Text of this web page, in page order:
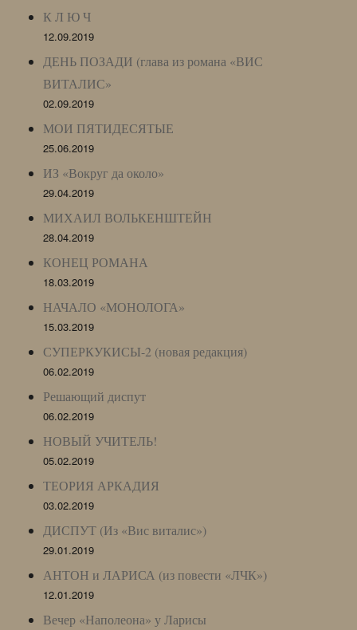
К Л Ю Ч
12.09.2019
ДЕНЬ ПОЗАДИ (глава из романа «ВИС
ВИТАЛИС»
02.09.2019
МОИ ПЯТИДЕСЯТЫЕ
25.06.2019
ИЗ «Вокруг да около»
29.04.2019
МИХАИЛ ВОЛЬКЕНШТЕЙН
28.04.2019
КОНЕЦ РОМАНА
18.03.2019
НАЧАЛО «МОНОЛОГА»
15.03.2019
СУПЕРКУКИСЫ-2 (новая редакция)
06.02.2019
Решающий диспут
06.02.2019
НОВЫЙ УЧИТЕЛЬ!
05.02.2019
ТЕОРИЯ АРКАДИЯ
03.02.2019
ДИСПУТ (Из «Вис виталис»)
29.01.2019
АНТОН и ЛАРИСА (из повести «ЛЧК»)
12.01.2019
Вечер «Наполеона» у Ларисы